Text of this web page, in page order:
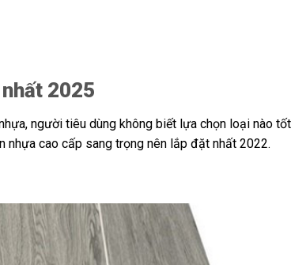
2025
người tiêu dùng không biết lựa chọn loại nào
nhựa cao cấp sang trọng nên lắp đặt nhất 2022.